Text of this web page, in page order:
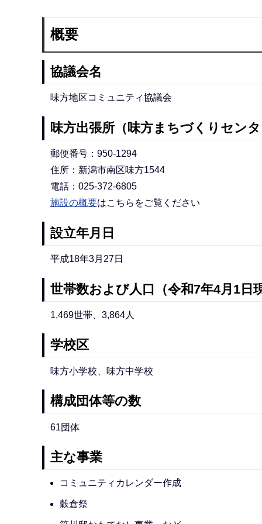
概要
協議会名
味方地区コミュニティ協議会
味方出張所（味方まちづくりセン
郵便番号：950-1294
住所：新潟市南区味方1544
電話：025-372-6805
施設の概要はこちらをご覧ください
設立年月日
平成18年3月27日
世帯数および人口（令和7年4月1日
1,469世帯、3,864人
学校区
味方小学校、味方中学校
構成団体等の数
61団体
主な事業
コミュニティカレンダー作成
穀倉祭